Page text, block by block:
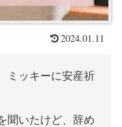
2024.01.11
ミッキーに安産祈
聞いたけど、辞め